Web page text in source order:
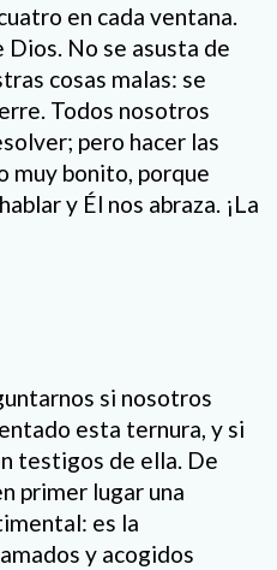
en cada ventana.
No se asusta de
cosas malas: se
Todos nosotros
pero hacer las
muy bonito, porque
y Él nos abraza. ¡La
si nosotros
esta ternura, y si
testigos de ella. De
primer lugar una
es la
y acogidos